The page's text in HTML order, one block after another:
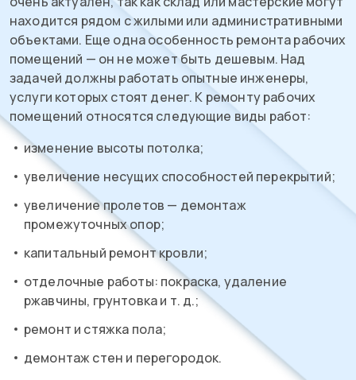
находится рядом с жилыми или административными
объектами. Еще одна особенность ремонта рабочих
помещений — он не может быть дешевым. Над
задачей должны работать опытные инженеры,
услуги которых стоят денег. К ремонту рабочих
помещений относятся следующие виды работ:
изменение высоты потолка;
увеличение несущих способностей перекрытий;
увеличение пролетов — демонтаж
промежуточных опор;
капитальный ремонт кровли;
отделочные работы: покраска, удаление
ржавчины, грунтовка и т. д.;
ремонт и стяжка пола;
демонтаж стен и перегородок.